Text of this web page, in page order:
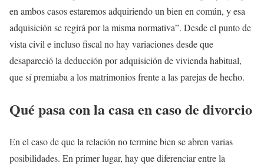
en ambos casos estaremos adquiriendo un bien en común, y esa
adquisición se regirá por la misma normativa”. Desde el punto de
vista civil e incluso fiscal no hay variaciones desde que
desapareció la deducción por adquisición de vivienda habitual,
que sí premiaba a los matrimonios frente a las parejas de hecho.
Qué pasa con la casa en caso de divorcio
En el caso de que la relación no termine bien se abren varias
posibilidades. En primer lugar, hay que diferenciar entre la